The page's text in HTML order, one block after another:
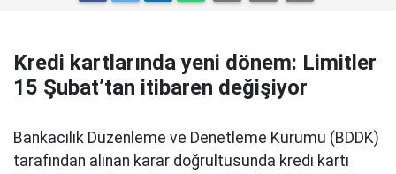
Kredi kartlarında yeni dönem: Limitler
15 Şubat’tan itibaren değişiyor
Bankacılık Düzenleme ve Denetleme Kurumu (BDDK)
tarafından alınan karar doğrultusunda kredi kartı